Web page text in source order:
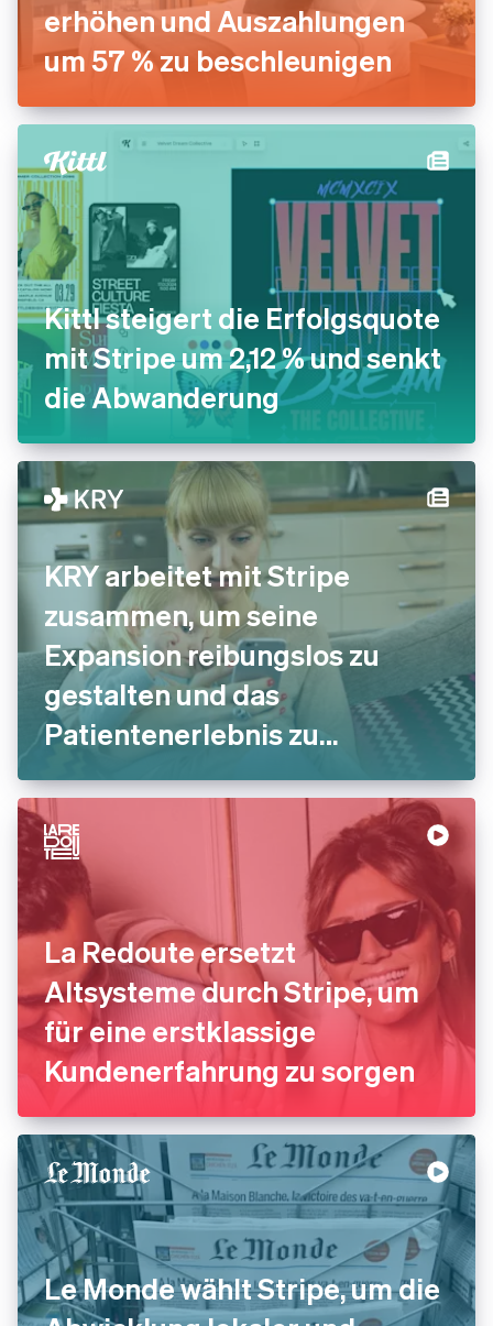
erhöhen und Auszahlungen
um 57 % zu beschleunigen
Kittl steigert die Erfolgsquote
mit Stripe um 2,12 % und senkt
die Abwanderung
KRY arbeitet mit Stripe
zusammen, um seine
Expansion reibungslos zu
gestalten und das
Patientenerlebnis zu
verbessern
La Redoute ersetzt
Altsysteme durch Stripe, um
für eine erstklassige
Kundenerfahrung zu sorgen
Le Monde wählt Stripe, um die